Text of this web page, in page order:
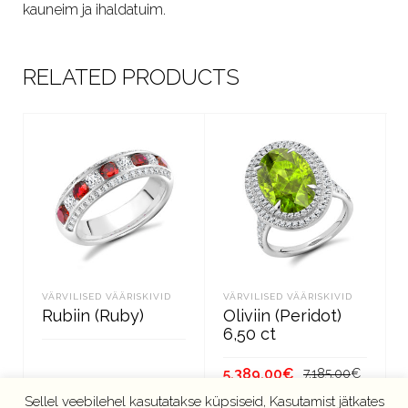
kauneim ja ihaldatuim.
RELATED PRODUCTS
VÄRVILISED VÄÄRISKIVID
Rubiin (Ruby)
LOE EDASI
VÄRVILISED VÄÄRISKIVID
Oliviin (Peridot)
6,50 ct
7,185.00€Algne
hind
5,389.00€
price
Sellel veebilehel kasutatakse küpsiseid, Kasutamist jätkates